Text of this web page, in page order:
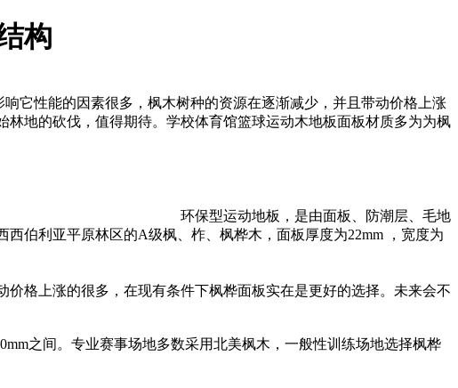
构
它性能的因素很多，枫木树种的资源在逐渐减少，并且带动价格上涨
地的砍伐，值得期待。学校体育馆篮球运动木地板面板材质多为为枫
与结构 环保型运动地板，是由面板、防潮层、毛地
伯利亚平原林区的A级枫、柞、枫桦木，面板厚度为22mm ，宽度为
格上涨的很多，在现有条件下枫桦面板实在是更好的选择。未来会不
之间。专业赛事场地多数采用北美枫木，一般性训练场地选择枫桦